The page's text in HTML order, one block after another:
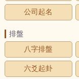
公司起名
排盤
八字排盤
六爻起卦